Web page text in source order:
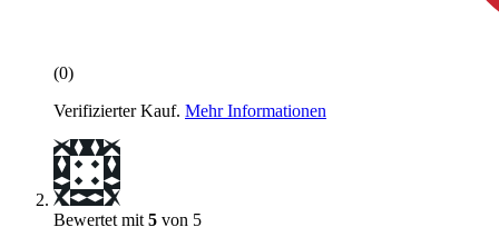
(0)
Verifizierter Kauf. Mehr Informationen
Bewertet mit5 von 5